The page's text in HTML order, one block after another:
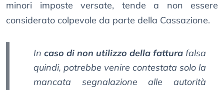
minori imposte versate, tende a non essere
considerato colpevole da parte della Cassazione.
In caso di non utilizzo della fattura falsa
quindi, potrebbe venire contestata solo la
mancata segnalazione alle autorità